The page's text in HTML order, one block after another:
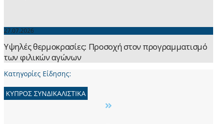
27.07.2026
Yψηλές θερμοκρασίες: Προσοχή στον προγραμματισμό
των φιλικών αγώνων
Κατηγορίες Είδησης:
ΚΥΠΡΟΣ ΣΥΝΔΙΚΑΛΙΣΤΙΚΑ